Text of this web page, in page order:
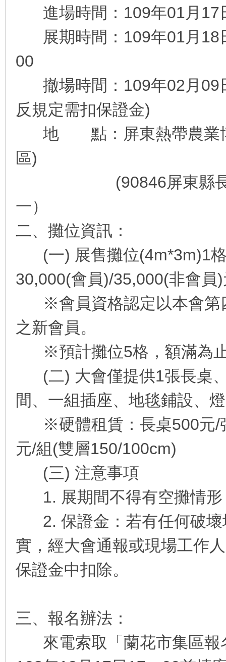
進場時間：109年01月17
展期時間：109年01月18
00
撤場時間：109年02月09
反規定需扣保證金)
地 點：屏東熱帶農業博
區)
(90846屏東縣長治鄉
一）
二、攤位資訊：
(一) 展售攤位(4m*3m)1格
30,000(會員)/35,000(非會員
※會員資格認定以本會第
之新會員。
※預計攤位5格，額滿為
(二) 大會僅提供1張長桌
間、一組插座、地毯鋪設、
※硬體租賃：長桌500元/
元/組(雙層150/100cm)
(三) 注意事項
1. 展期間不得有空攤情形
2. 保證金：若有任何破壞
實，經大會通報或現場工作
保證金中扣除。
三、報名辦法：
來電索取「蘭花市集區報